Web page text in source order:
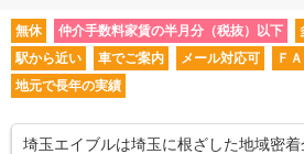
無休 仲介手数料家賃の半月分（税抜）以下
駅から近い
車でご案内 メール対応可
Ｆ
地元で長年の実績
埼玉エイブルは埼玉に根ざした地域密着